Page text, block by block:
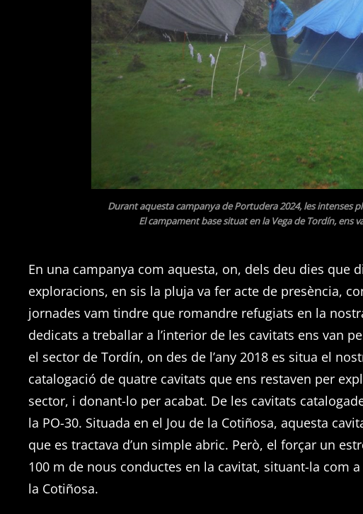
Durant aquesta campanya de Portudera 2024, les intenses
El campament base situat en la Vega de Tordín, ens
En una campanya com aquesta, on, dels deu dies que
exploracions, en sis la pluja va fer acte de presència,
jornades vam tindre que romandre refugiats en la
dedicats a treballar a l’interior de les cavitats ens van
el sector de Tordín, on des de l’any 2018 es situa el
catalogació de quatre cavitats que ens restaven per
sector, i donant-lo per acabat. De les cavitats
la PO-30. Situada en el Jou de la Cotiñosa, aquesta
que es tractava d’un simple abric. Però, el forçar un
100 m de nous conductes en la cavitat, situant-la com
la Cotiñosa.